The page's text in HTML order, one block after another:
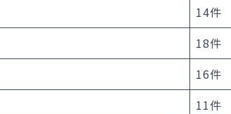
14件
18件
16件
11件